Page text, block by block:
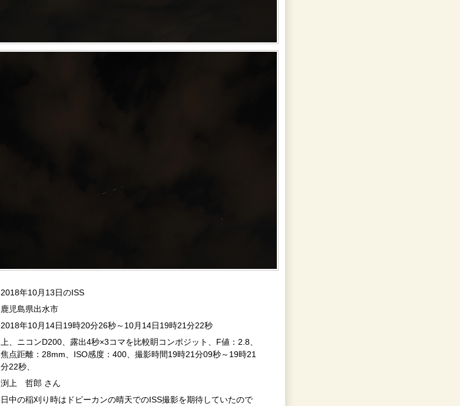
2018年10月13日のISS
鹿児島県出水市
2018年10月14日19時20分26秒～10月14日19時21分22秒
上、ニコンD200、露出4秒×3コマを比較眀コンポジット、F値：2.8、
焦点距離：28mm、ISO感度：400、撮影時間19時21分09秒～19時21
分22秒、
渕上 哲郎 さん
日中の稲刈り時はドピーカンの晴天でのISS撮影を期待していたので